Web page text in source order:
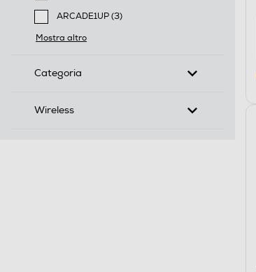
Filtra per Marca: AOC
ARCADE1UP (3)
Filtra per Marca: ARCADE1UP
Mostra altro
Categoria
Wireless